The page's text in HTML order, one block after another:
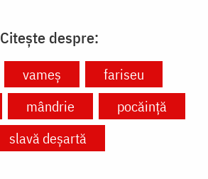
Citește despre:
vameș
fariseu
mândrie
pocăință
slavă deșartă